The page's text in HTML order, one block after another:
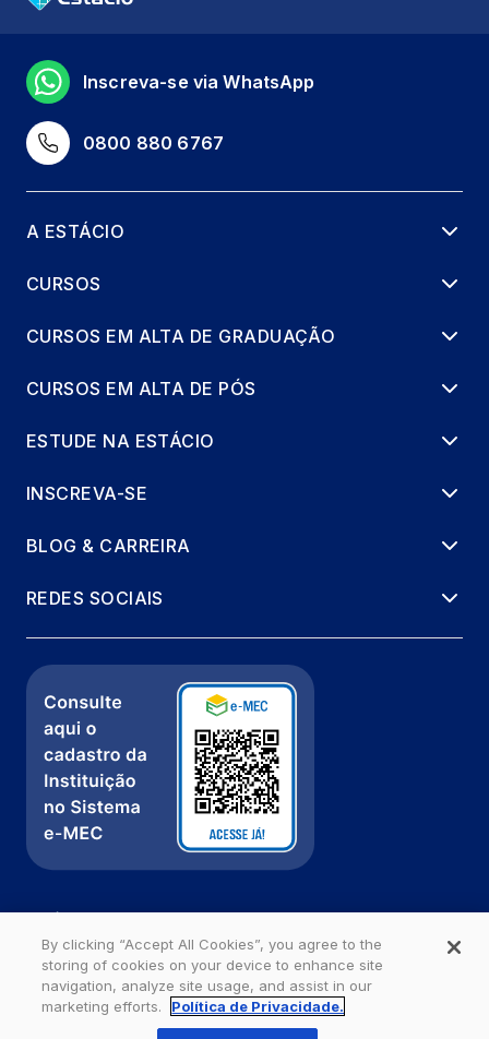
0800 880 6767
Inscreva-se via WhatsApp
A ESTÁCIO
CURSOS
CURSOS EM ALTA DE GRADUAÇÃO
CURSOS EM ALTA DE PÓS
ESTUDE NA ESTÁCIO
INSCREVA-SE
BLOG & CARREIRA
REDES SOCIAIS
Política de Privacidade
Fale com a gente
Ouvidoria
By clicking “Accept All Cookies”, you agree to the
storing of cookies on your device to enhance site
navigation, analyze site usage, and assist in our
marketing efforts.
Política de Privacidade.